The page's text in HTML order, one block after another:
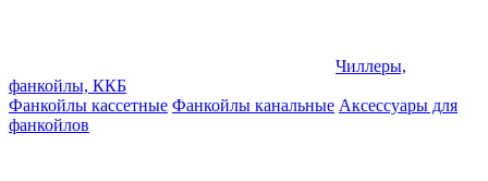
Чиллеры,
фанкойлы, ККБ
Фанкойлы кассетные Фанкойлы канальные Аксессуары для
фанкойлов